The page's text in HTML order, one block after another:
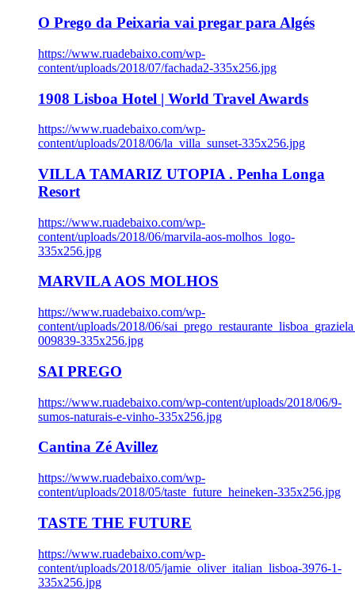
O Prego da Peixaria vai pregar para Algés
https://www.ruadebaixo.com/wp-
content/uploads/2018/07/fachada2-335x256.jpg
1908 Lisboa Hotel | World Travel Awards
https://www.ruadebaixo.com/wp-
content/uploads/2018/06/la_villa_sunset-335x256.jpg
VILLA TAMARIZ UTOPIA . Penha Longa
Resort
https://www.ruadebaixo.com/wp-
content/uploads/2018/06/marvila-aos-molhos_logo-
335x256.jpg
MARVILA AOS MOLHOS
https://www.ruadebaixo.com/wp-
content/uploads/2018/06/
009839-335x256.jpg
SAI PREGO
https://www.ruadebaixo.com/wp-content/uploads/2018/06/9-
sumos-naturais-e-vinho-335x256.jpg
Cantina Zé Avillez
https://www.ruadebaixo.com/wp-
content/uploads/2018/05/taste_future_heineken-335x256.jpg
TASTE THE FUTURE
https://www.ruadebaixo.com/wp-
content/uploads/2018/05/jamie_oliver_italian_lisboa-3976-1-
335x256.jpg